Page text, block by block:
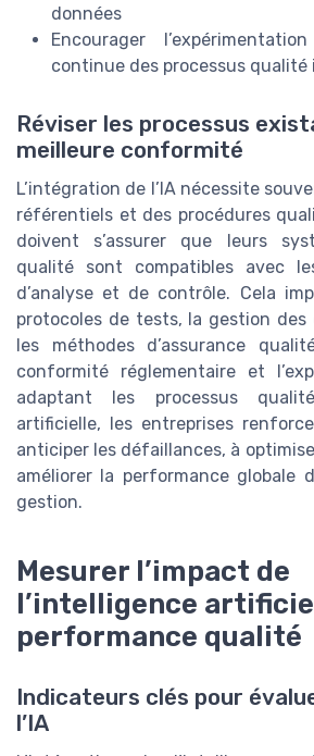
données
Encourager
continue des processus
Réviser les processus
meilleure conformité
L’intégration de l’IA nécessite
référentiels et des procédures
doivent s’assurer que leurs
qualité sont compatibles avec
d’analyse et de contrôle. Cela
protocoles de tests, la gestion
les méthodes d’assurance
conformité réglementaire et
adaptant les processus
artificielle, les entreprises
anticiper les défaillances, à
améliorer la performance globale
gestion.
Mesurer l’impact de
l’intelligence
performance qualité
Indicateurs clés pour
l’IA